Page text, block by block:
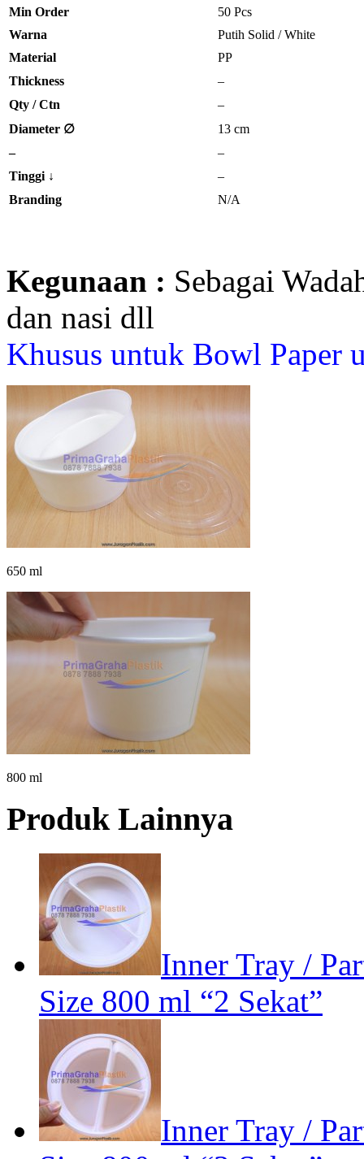
Min Order
50 Pcs
Warna
Putih Solid / White
Material
PP
Thickness
–
Qty / Ctn
–
Diameter ∅
13 cm
–
–
Tinggi ↓
–
Branding
N/A
Kegunaan : Sebagai
dan nasi dll
Khusus untuk Bowl Paper
650 ml
800 ml
Produk Lainnya
Inner Tray /
Size 800 ml “2 Sekat”
Inner Tray /